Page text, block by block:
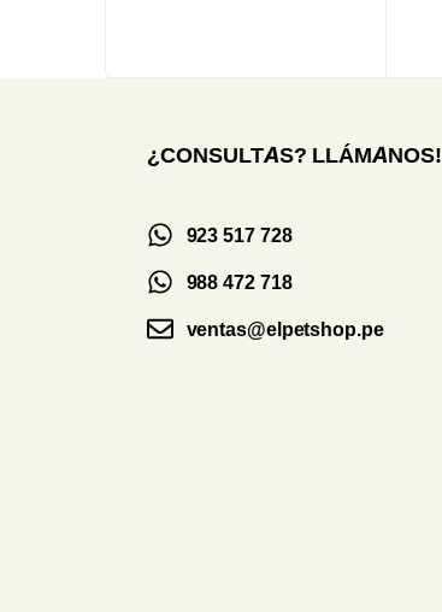
¿CONSULTAS? LLÁMANOS!
923 517 728
988 472 718
ventas@elpetshop.pe